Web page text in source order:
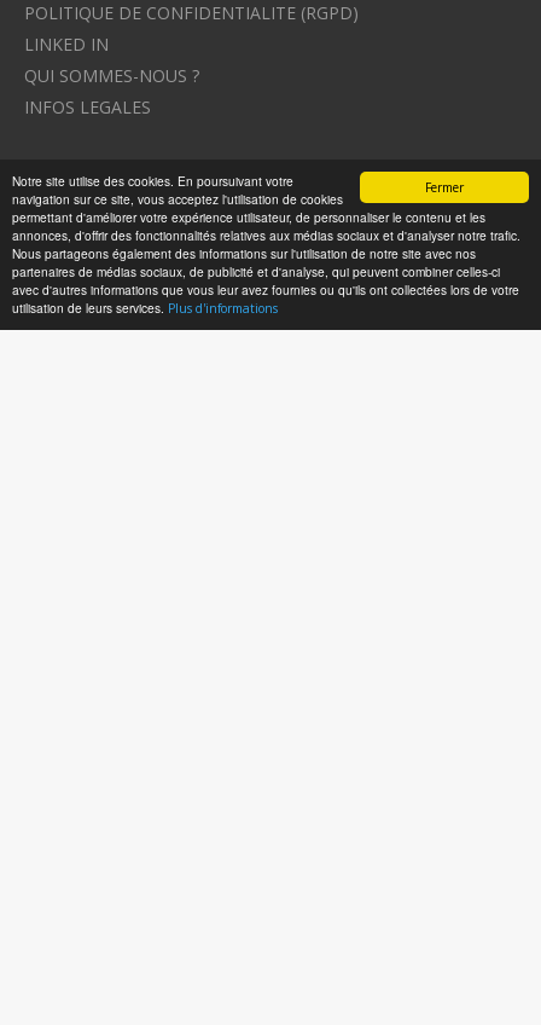
Fermer
Notre site utilise des cookies. En poursuivant votre
navigation sur ce site, vous acceptez l'utilisation de cookies
permettant d'améliorer votre expérience utilisateur, de personnaliser le contenu et les
annonces, d'offrir des fonctionnalités relatives aux médias sociaux et d'analyser notre trafic.
Nous partageons également des informations sur l'utilisation de notre site avec nos
partenaires de médias sociaux, de publicité et d'analyse, qui peuvent combiner celles-ci
avec d'autres informations que vous leur avez fournies ou qu'ils ont collectées lors de votre
utilisation de leurs services. Plus d'informations
POLITIQUE DE CONFIDENTIALITE (RGPD)
LINKED IN
QUI SOMMES-NOUS ?
INFOS LEGALES
Avocat à Strasbourg - CELINE FUCHS - Domaines de droit
Le cabinet d'Avocat à Strasbourg - CELINE FUCHS